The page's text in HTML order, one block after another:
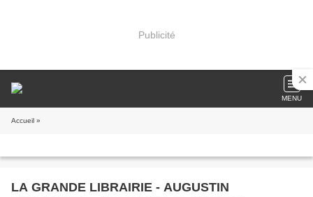
Publicité
MENU
Accueil »
LA GRANDE LIBRAIRIE - AUGUSTIN